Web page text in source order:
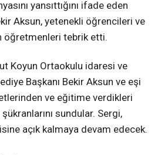
yansıttığını ifade eden
Aksun, yetenekli öğrencileri ve
öğretmenleri tebrik etti.
Koyun Ortaokulu idaresi ve
Başkanı Bekir Aksun ve eşi
ve eğitime verdikleri
sundular. Sergi,
açık kalmaya devam edecek.